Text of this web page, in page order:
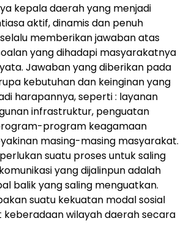
kepala daerah yang menjadi
aktif, dinamis dan penuh
memberikan jawaban atas
yang dihadapi masyarakatnya
Jawaban yang diberikan pada
kebutuhan dan keinginan yang
harapannya, seperti : layanan
infrastruktur, penguatan
program keagamaan
masing-masing masyarakat.
suatu proses untuk saling
yang dijalinpun adalah
balik yang saling menguatkan.
suatu kekuatan modal sosial
wilayah daerah secara